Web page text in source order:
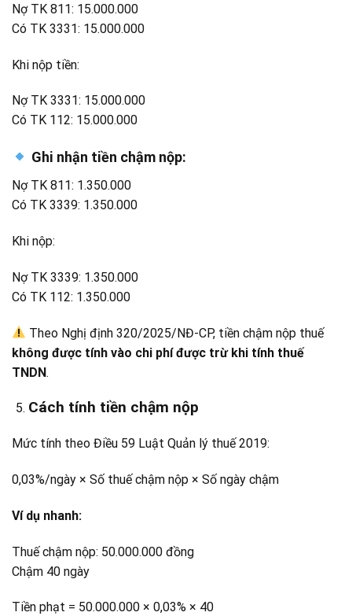
Nợ TK 811: 15.000.000
Có TK 3331: 15.000.000
Khi nộp tiền:
Nợ TK 3331: 15.000.000
Có TK 112: 15.000.000
Ghi nhận tiền chậm nộp:
Nợ TK 811: 1.350.000
Có TK 3339: 1.350.000
Khi nộp:
Nợ TK 3339: 1.350.000
Có TK 112: 1.350.000
Theo Nghị định 320/2025/NĐ-CP, tiền chậm nộp thuế
không được tính vào chi phí được trừ khi tính thuế
TNDN.
Cách tính tiền chậm nộp
Mức tính theo Điều 59 Luật Quản lý thuế 2019:
0,03%/ngày × Số thuế chậm nộp × Số ngày chậm
Ví dụ nhanh:
Thuế chậm nộp: 50.000.000 đồng
Chậm 40 ngày
Tiền phạt = 50.000.000 × 0,03% × 40